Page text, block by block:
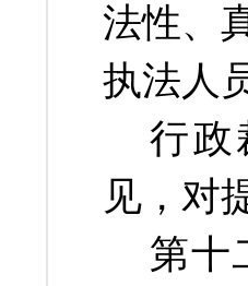
法性、
执法人
行政
见，对
第十